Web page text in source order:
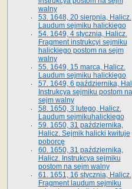
walny
53. 1648, 20 sierpnia, Halicz.
Laudum sejmiku halickiego
54. 1649, 4 stycznia, Halicz.
Fragment instrukcyi sejmiku
halickiego postom na sejm
walny
55. 1649, 15 marca, Halicz.
Laudum sejmiku halickiego
57. 1649, 6 października,
Instrukcya sejmiku postom na
sejm walny
58. 1650, 3 lutego, Halicz.
Laudum sejmikuhalickiego
59. 1650, 31 października,
Halicz. Sejmik halicki kwituje
poborcę
60. 1650, 31 października,
Halicz. Instrukcya sejmiku
postom na sejm walny
61. 1651, 16 stycznia, Halicz.
Fragment laudum sejmiku